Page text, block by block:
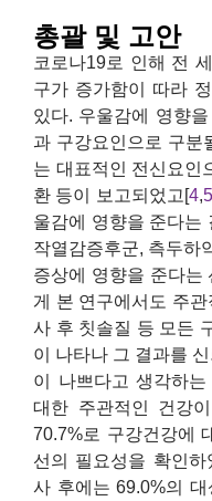
총괄 및 고안
코로나19로 인해 전
구가 증가함이 따라
있다. 우울감에 영향
과 구강요인으로 구분
는 대표적인 전신요인
환 등이 보고되었고[4,5
울감에 영향을 준다는
작열감증후군, 측두하
증상에 영향을 준다는
게 본 연구에서도 주
사 후 칫솔질 등 모든
이 나타나 그 결과를
이 나쁘다고 생각하
대한 주관적인 건강
70.7%로 구강건강에
선의 필요성을 확인
사 후에는 69.0%의